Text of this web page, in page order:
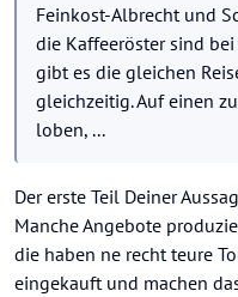
Was kommt
zusätzliche
vorher, hätte
Feinkost-Albrecht und
die Kaffeeröster sind bei
gibt es die gleichen
gleichzeitig. Auf einen
loben, ...
Der erste Teil Deiner
Manche Angebote
die haben ne recht teure
eingekauft und machen